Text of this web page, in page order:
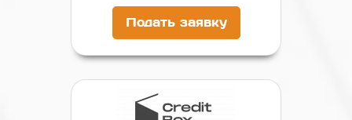
Подать заявку